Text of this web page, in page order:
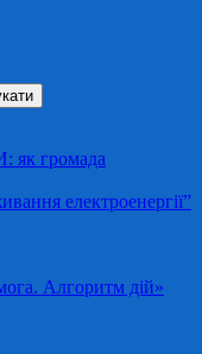
як громада
електроенергії”
Алгоритм дій»